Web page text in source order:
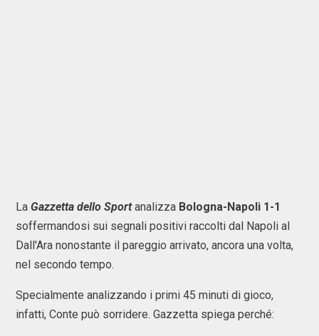
La Gazzetta dello Sportanalizza Bologna-Napoli 1-1
soffermandosi sui segnali positivi raccolti dal Napoli al
Dall'Ara nonostante il pareggio arrivato, ancora una volta,
nel secondo tempo.
Specialmente analizzando i primi 45 minuti di gioco,
infatti, Conte può sorridere. Gazzetta spiega perché: